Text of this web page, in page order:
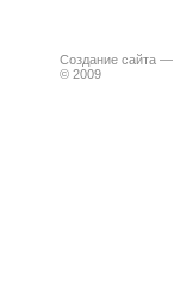
Создание сайта —
© 2009